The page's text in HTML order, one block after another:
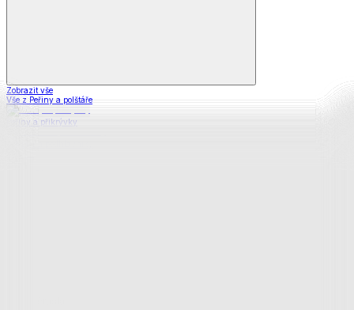
Zobrazit vše
Vše z Peřiny a polštáře
Peřiny a přikrývky